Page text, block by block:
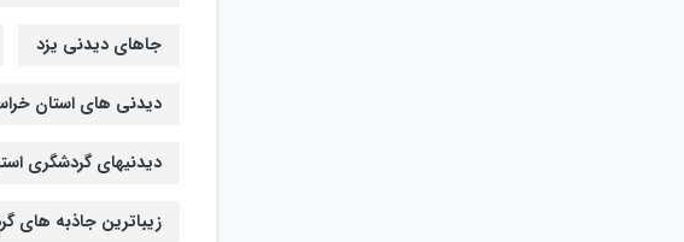
جاهای دیدنی یزد
دیدنی های استان
دیدنیهای گردشگری
زیباترین جاذبه های